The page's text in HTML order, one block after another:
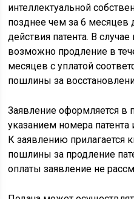
интеллектуальной
позднее чем за 6 месяцев
действия патента. В
возможно продление в
месяцев с уплатой
пошлины за
Заявление оформляется в
указанием номера
К заявлению прилагается
пошлины за продление
оплаты заявление не